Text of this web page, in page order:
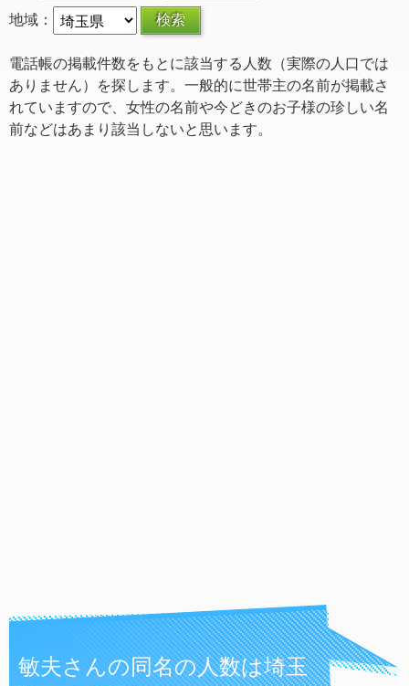
地域：
電話帳の掲載件数をもとに該当する人数（実際の人口では
ありません）を探します。一般的に世帯主の名前が掲載さ
れていますので、女性の名前や今どきのお子様の珍しい名
前などはあまり該当しないと思います。
敏夫さんの同名の人数は埼玉